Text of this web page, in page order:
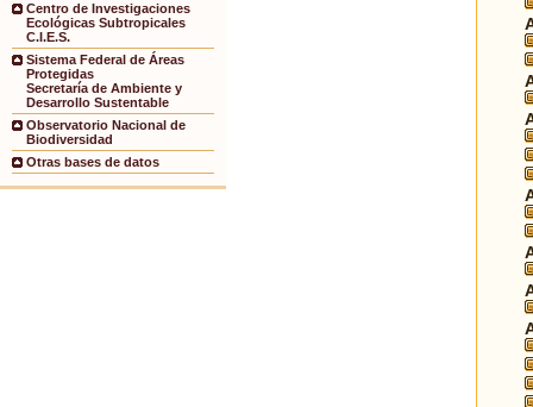
Centro de Investigaciones
Ecológicas Subtropicales
C.I.E.S.
Sistema Federal de Áreas
Protegidas
Secretaría de Ambiente y
Desarrollo Sustentable
Observatorio Nacional de
Biodiversidad
Otras bases de datos